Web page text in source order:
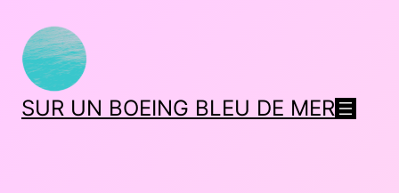
SUR UN BOEING BLEU DE MER